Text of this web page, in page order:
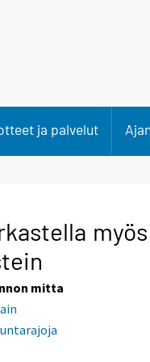
ja palvelut
myös
mitta